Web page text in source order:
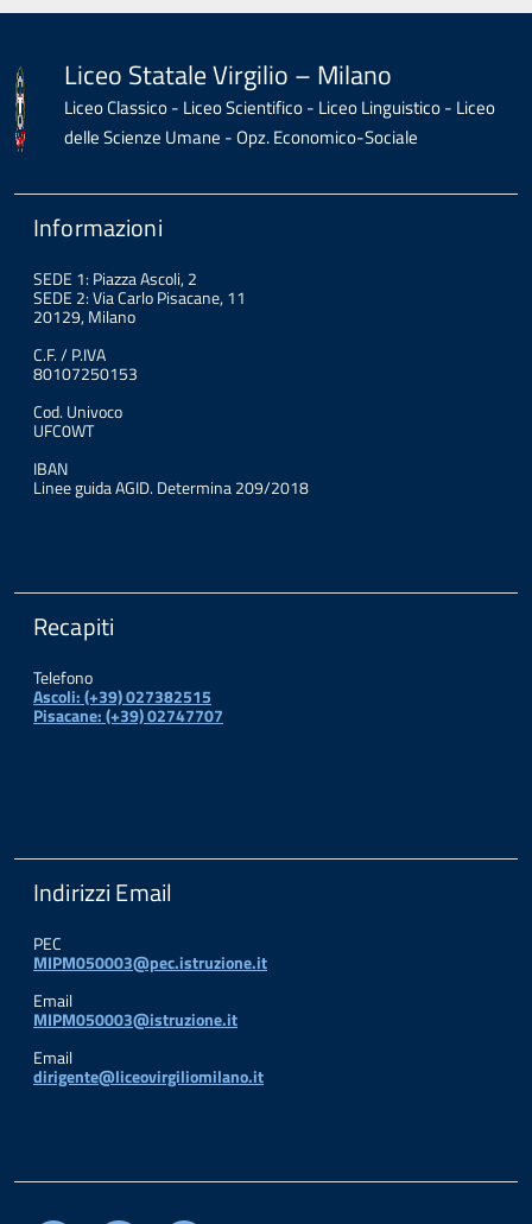
Liceo Statale Virgilio – Milano
Liceo Classico - Liceo Scientifico - Liceo Linguistico - Liceo
delle Scienze Umane - Opz. Economico-Sociale
Informazioni
SEDE 1: Piazza Ascoli, 2
SEDE 2: Via Carlo Pisacane, 11
20129, Milano
C.F. / P.IVA
80107250153
Cod. Univoco
UFC0WT
IBAN
Linee guida AGID. Determina 209/2018
Recapiti
Telefono
Ascoli: (+39) 027382515
Pisacane: (+39) 02747707
Indirizzi Email
PEC
MIPM050003@pec.istruzione.it
Email
MIPM050003@istruzione.it
Email
dirigente@liceovirgiliomilano.it